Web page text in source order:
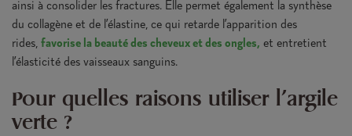
ainsi à consolider les fractures. Elle permet également la synthèse
du collagène et de l’élastine, ce qui retarde l’apparition des
rides, favorise la beauté des cheveux et des ongles, et entretient
l’élasticité des vaisseaux sanguins.
Pour quelles raisons utiliser l'argile
verte ?